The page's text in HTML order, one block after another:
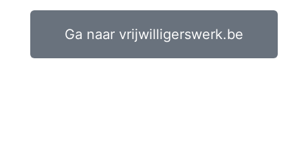
Ga naar vrijwilligerswerk.be